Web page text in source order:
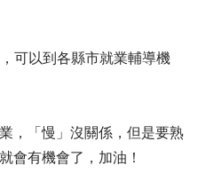
可以到各縣市就業輔導機
，「慢」沒關係，但是要熟
會有機會了，加油！